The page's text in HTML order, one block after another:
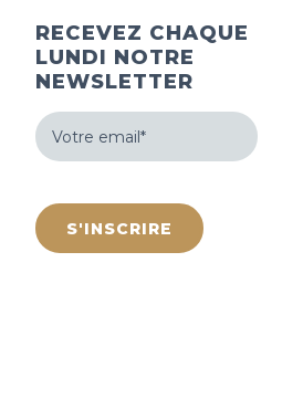
RECEVEZ CHAQUE
LUNDI NOTRE
NEWSLETTER
Votre
email
(Nécessaire)